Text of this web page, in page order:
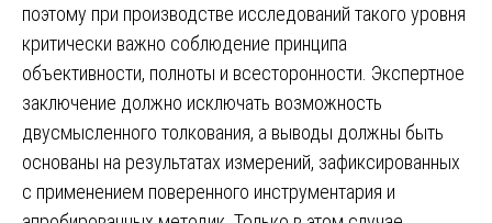
поэтому при производстве исследований такого уровня
критически важно соблюдение принципа
объективности, полноты и всесторонности. Экспертное
заключение должно исключать возможность
двусмысленного толкования, а выводы должны быть
основаны на результатах измерений, зафиксированных
с применением поверенного инструментария и